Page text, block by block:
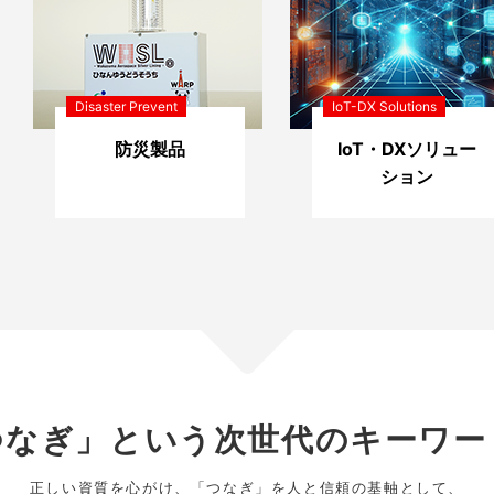
Disaster Prevent
防災製品
IoT-DX Solutions
IoT・DXソリュー
ション
ぎ」という次世代のキーワ
正しい資質を心がけ、「つなぎ」を人と信頼の基軸として、